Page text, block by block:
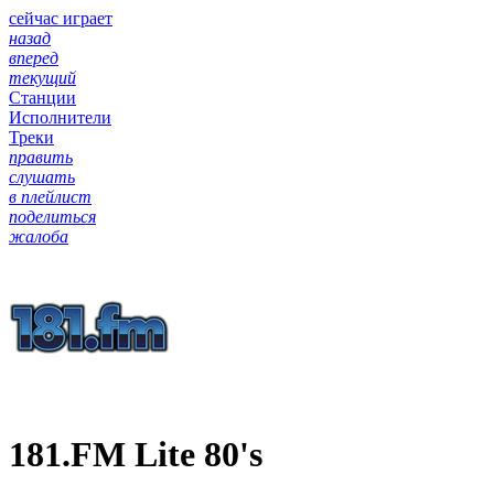
сейчас играет
назад
вперед
текущий
Станции
Исполнители
Треки
править
слушать
в плейлист
поделиться
жалоба
181.FM Lite 80's